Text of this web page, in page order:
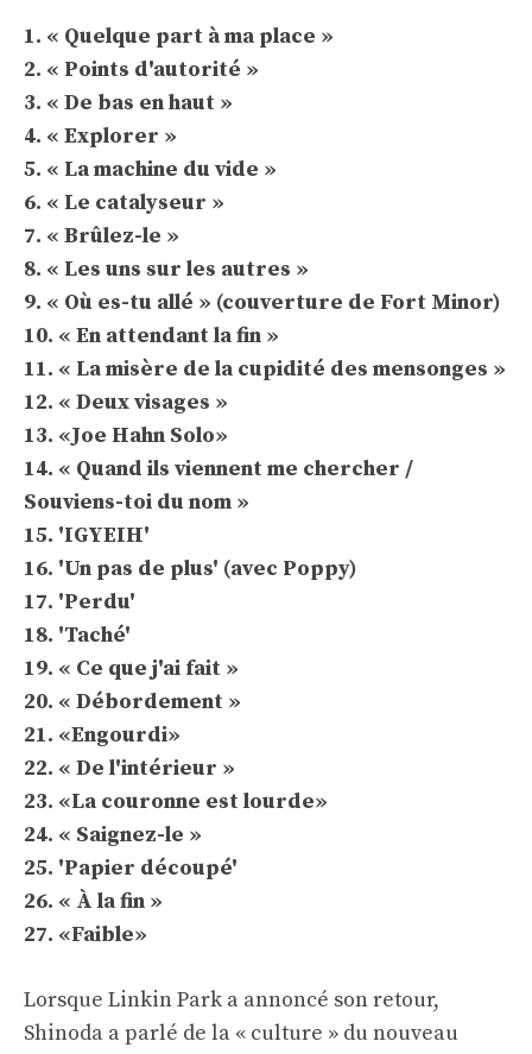
1. « Quelque part à ma place »
2. « Points d'autorité »
3. « De bas en haut »
4. « Explorer »
5. « La machine du vide »
6. « Le catalyseur »
7. « Brûlez-le »
8. « Les uns sur les autres »
9. « Où es-tu allé » (couverture de Fort Minor)
10. « En attendant la fin »
11. « La misère de la cupidité des mensonges »
12. « Deux visages »
13. «Joe Hahn Solo»
14. « Quand ils viennent me chercher /
Souviens-toi du nom »
15. 'IGYEIH'
16. 'Un pas de plus' (avec Poppy)
17. 'Perdu'
18. 'Taché'
19. « Ce que j'ai fait »
20. « Débordement »
21. «Engourdi»
22. « De l'intérieur »
23. «La couronne est lourde»
24. « Saignez-le »
25. 'Papier découpé'
26. « À la fin »
27. «Faible»
Lorsque Linkin Park a annoncé son retour,
Shinoda a parlé de la « culture » du nouveau